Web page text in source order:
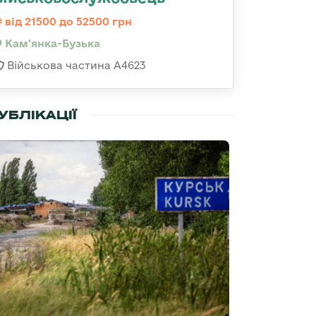
від 21500 до 52500 грн
Кам'янка-Бузька
Військова частина А4623